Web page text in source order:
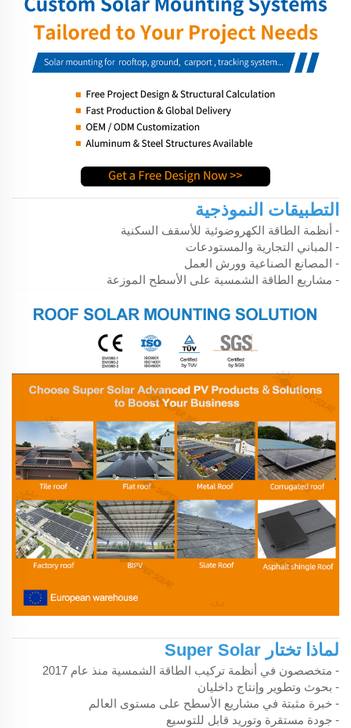
التطبيقات النموذجية
- أنظمة الطاقة الكهروضوئية للأسقف السكنية
- المباني التجارية والمستودعات
- المصانع الصناعية وورش العمل
- مشاريع الطاقة الشمسية على الأسطح الموزعة
لماذا تختار Super Solar
- متخصصون في أنظمة تركيب الطاقة الشمسية منذ عام 2017
- بحوث وتطوير وإنتاج داخليان
- خبرة مثبتة في مشاريع الأسطح على مستوى العالم
- جودة مستقرة وتوريد قابل للتوسيع